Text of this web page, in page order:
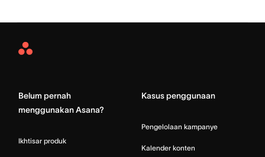
Asana
Belum pernah
menggunakan Asana?
Ikhtisar produk
Kasus penggunaan
Pengelolaan kampanye
Kalender konten